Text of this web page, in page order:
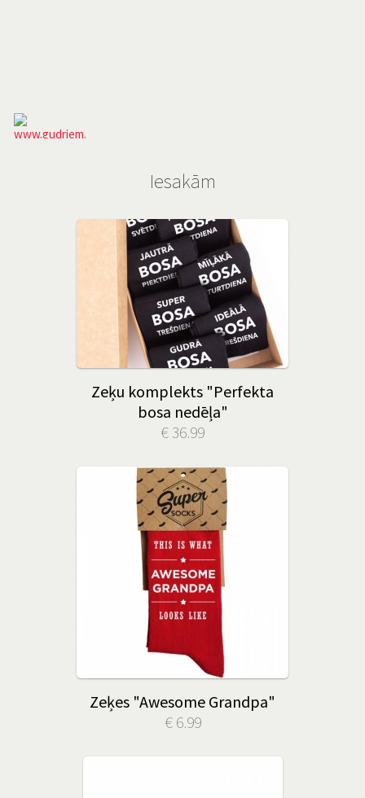
Iesakām
Zeķu komplekts "Perfekta
bosa nedēļa"
€ 36.99
Zeķes "Awesome Grandpa"
€ 6.99